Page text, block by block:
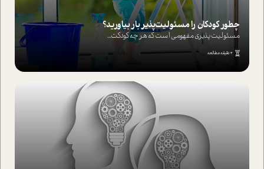
چطور کودکان را مسئولیت‌پذیر بار بیاورید؟
مسئولیت پذیری مفهومی ا ست که هر چه کودکت...
4 دقیقه مطالعه